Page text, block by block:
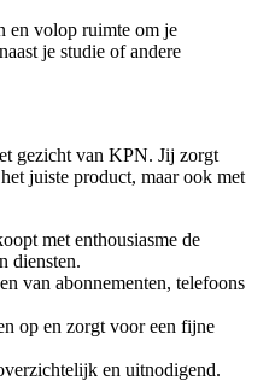
en volop ruimte om je
je studie of andere
gezicht van KPN. Jij zorgt
juiste product, maar ook met
met enthousiasme de
diensten.
van abonnementen, telefoons
op en zorgt voor een fijne
en uitnodigend.